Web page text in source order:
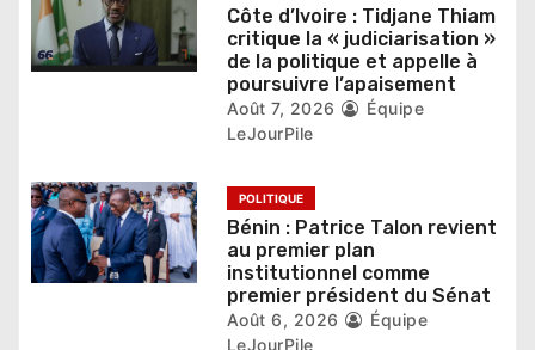
a
i
c
l
Côte d’Ivoire : Tidjane Thiam
critique la « judiciarisation »
de la politique et appelle à
poursuivre l’apaisement
Août 7, 2026
Équipe
LeJourPile
POLITIQUE
Bénin : Patrice Talon revient
au premier plan
institutionnel comme
premier président du Sénat
Août 6, 2026
Équipe
LeJourPile